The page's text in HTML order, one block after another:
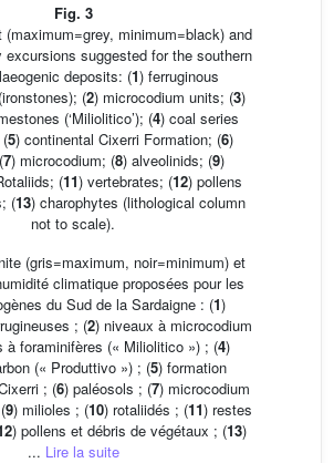
Fig. 3
(maximum=grey, minimum=black) and
suggested for the southern
deposits: (1) ferruginous
(2) microcodium units; (3)
(‘Miliolitico’); (4) coal series
5) continental Cixerri Formation; (6)
7) microcodium; (8) alveolinids; (9)
(11) vertebrates; (12) pollens
(13) charophytes (lithological column
not to scale).
(gris=maximum, noir=minimum) et
climatique proposées pour les
du Sud de la Sardaigne : (1)
; (2) niveaux à microcodium
à foraminifères (« Miliolitico ») ; (4)
(« Produttivo ») ; (5) formation
; (6) paléosols ; (7) microcodium
9) milioles ; (10) rotaliidés ; (11) restes
) pollens et débris de végétaux ; (13)
... Lire la suite